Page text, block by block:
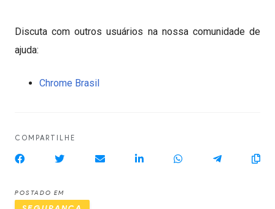
POSTADO EM
Discuta com outros usuários na nossa comunidade de
ajuda:
Chrome Brasil
COMPARTILHE